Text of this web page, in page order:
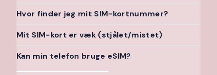
Hvor finder jeg mit SIM-kortnummer?
Mit SIM-kort er væk (stjålet/mistet)
Kan min telefon bruge eSIM?